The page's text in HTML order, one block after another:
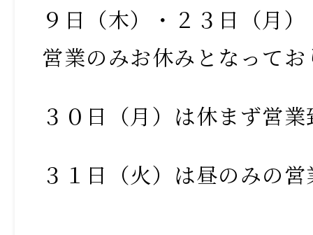
９日（木）・２３日（月
営業のみお休みとなってお
３０日（月）は休まず営
３１日（火）は昼のみの